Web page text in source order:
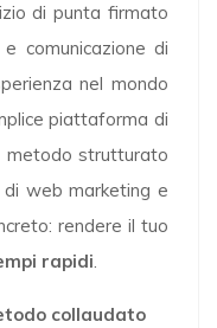
di punta firmato
comunicazione di
nel mondo
piattaforma di
metodo strutturato
web marketing e
rendere il tuo
rapidi.
collaudato